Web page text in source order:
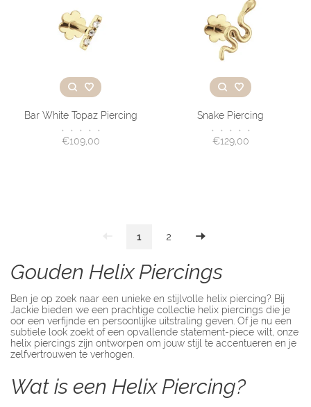
Bar White Topaz Piercing
• • • • •
€109,00
Snake Piercing
• • • • •
€129,00
1 2
Gouden Helix Piercings
Ben je op zoek naar een unieke en stijlvolle helix piercing? Bij
Jackie bieden we een prachtige collectie helix piercings die je
oor een verfijnde en persoonlijke uitstraling geven. Of je nu een
subtiele look zoekt of een opvallende statement-piece wilt, onze
helix piercings zijn ontworpen om jouw stijl te accentueren en je
zelfvertrouwen te verhogen.
Wat is een Helix Piercing?